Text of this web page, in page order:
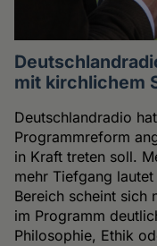
mit kirchlichem
Deutschlandradio
Programmreform
in Kraft treten soll.
mehr Tiefgang
Bereich scheint sich
im Programm
Philosophie, Ethik